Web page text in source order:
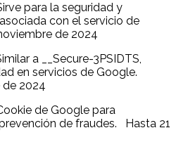
para la seguridad y
con el servicio de
de 2024
a __Secure-3PSIDTS,
en servicios de Google.
de 2024
de Google para
de fraudes. Hasta 21